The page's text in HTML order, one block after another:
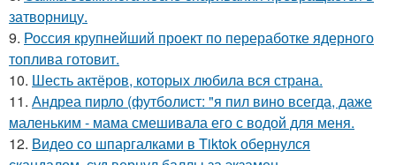
затворницу.
9. Россия крупнейший проект по переработке ядерного
топлива готовит.
10. Шесть актёров, которых любила вся страна.
11. Андреа пирло (футболист: "я пил вино всегда, даже
маленьким - мама смешивала его с водой для меня.
12. Видео со шпаргалками в Tiktok обернулся